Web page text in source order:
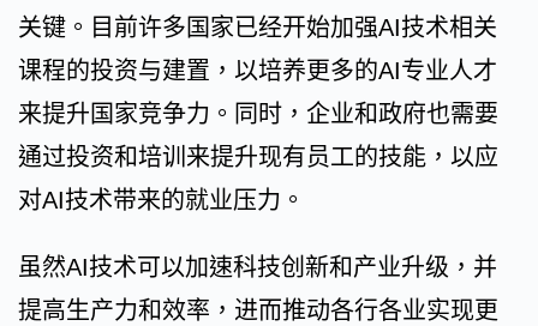
关键。目前许多国家已经开始加强AI技术相关
课程的投资与建置，以培养更多的AI专业人才
来提升国家竞争力。同时，企业和政府也需要
通过投资和培训来提升现有员工的技能，以应
对AI技术带来的就业压力。
虽然AI技术可以加速科技创新和产业升级，并
提高生产力和效率，进而推动各行各业实现更